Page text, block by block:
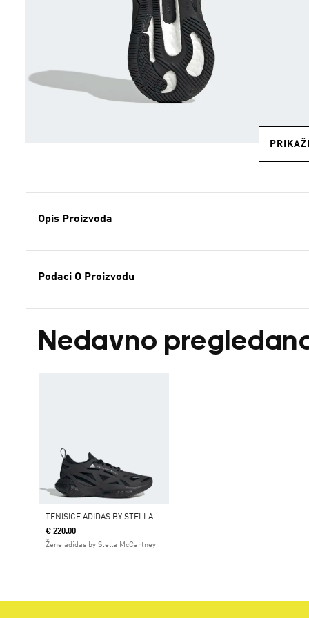
Opis Proizvoda
Podaci O Proizvodu
Nedavno
T
ENISICE ADIDAS BY STELLA MCCARTNEY SOLARGLIDE RUNNING
€ 220.00
Žene adidas by Stella McCartney